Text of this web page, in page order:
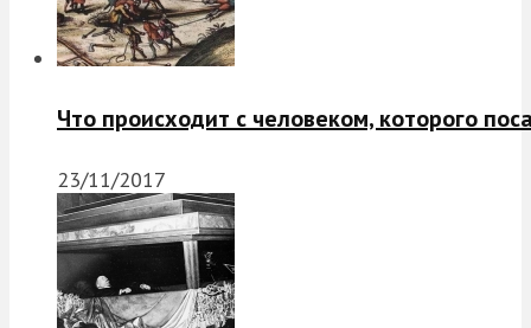
Что происходит с человеком, которого
23/11/2017